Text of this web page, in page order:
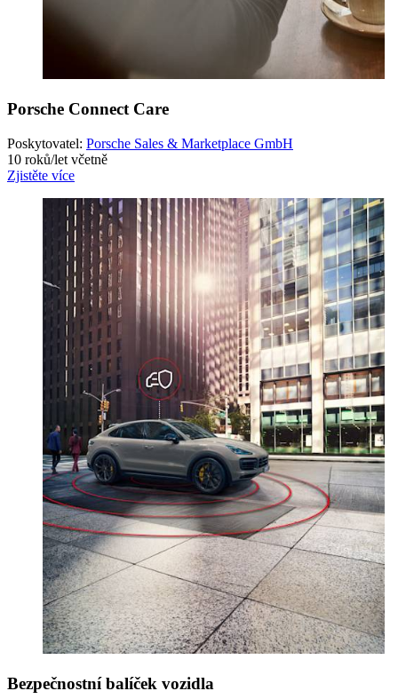
Porsche Connect Care
Poskytovatel: Porsche Sales & Marketplace GmbH
10 roků/let včetně
Zjistěte více
Bezpečnostní balíček vozidla